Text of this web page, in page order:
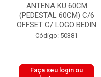
ANTENA KU 60CM
(PEDESTAL 60CM) C/6
OFFSET C/ LOGO BEDIN
Código: 50381
Faça seu login ou